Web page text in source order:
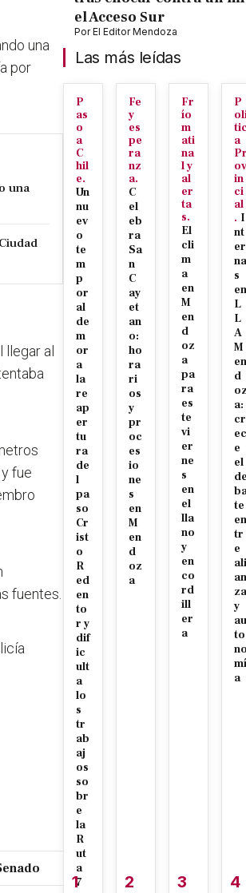
una
por
una
al
fue
fuentes.
el Acceso Sur
PorEl Editor Mendoza
Las más leídas
P
as
o
a
C
hil
e.
Un
nu
ev
o
te
m
p
or
al
de
m
or
a
la
re
ap
er
tu
ra
de
l
pa
so
Cr
ist
o
R
ed
en
to
r y
dif
ic
ult
a
lo
s
tr
ab
aj
os
so
br
e
la
R
ut
a
7
1
Fe
y
es
pe
ra
nz
a.
C
el
eb
ra
Sa
n
C
ay
et
an
o:
ho
ra
ri
os
y
pr
oc
es
io
ne
s
en
M
en
d
oz
a
2
Fr
ío
m
ati
na
l y
al
er
ta
s.
El
cli
m
a
en
M
en
d
oz
a
pa
ra
es
te
vi
er
ne
s
en
el
lla
no
y
en
co
rd
ill
er
a
3
P
a
ov
in
ci
al
. I
nt
er
na
s
en
L
L
A
M
en
d
a:
cr
ec
e
el
te
en
tr
e
ali
an
za
y
au
to
mí
a
4